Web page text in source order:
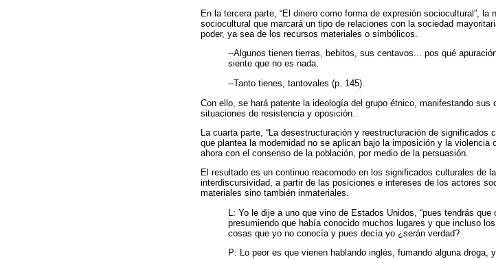
En la tercera parte, “El dinero como forma de expresión sociocultural”,
sociocultural que marcará un tipo de relaciones con la sociedad
poder, ya sea de los recursos materiales o simbólicos.
--Algunos tienen tierras, bebitos, sus centavos... pos qué
siente que no es nada.
--Tanto tienes, tantovales (p. 145).
Con ello, se hará patente la ideología del grupo étnico, manifestando
situaciones de resistencia y oposición.
La cuarta parte, “La desestructuración y reestructuración de significados
que plantea la modernidad no se aplican bajo la imposición y la
ahora con el consenso de la población, por medio de la persuasión.
El resultado es un continuo reacomodo en los significados culturales de
interdiscursividad, a partir de las posiciones e intereses de los actores
materiales sino también inmateriales.
L: Yo le dije a uno que vino de Estados Unidos, “pues tendrás
presumiendo que había conocido muchos lugares y que incluso
cosas que yo no conocía y pues decía yo ¿serán verdad?
P: Lo peor es que vienen hablando inglés, fumando alguna